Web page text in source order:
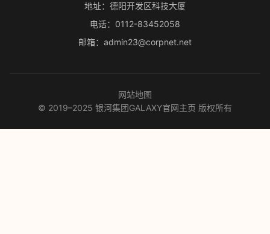
地址：德阳开发区科技大厦
电话：0112-83452058
邮箱：admin23@corpnet.net
网站地图
© 2019–2025 银河集团GALAXY官网主页 版权所有